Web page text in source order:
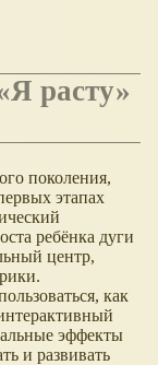
поколения,
этапах
ребёнка дуги
центр,
как
эффекты
и развивать